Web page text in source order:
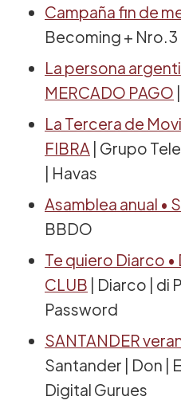
Campaña fin de
Becoming + Nro.3
La persona
MERCADO PAGO
La Tercera de
FIBRA | Grupo
| Havas
Asamblea anual •
BBDO
Te quiero Diarco •
CLUB | Diarco | di
Password
SANTANDER
Santander | Don |
Digital Gurues